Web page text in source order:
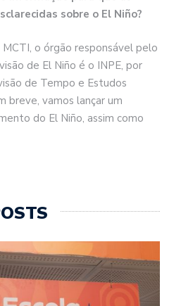
sobre o El Niño?
o órgão responsável pelo
de El Niño é o INPE, por
de Tempo e Estudos
breve, vamos lançar um
do El Niño, assim como